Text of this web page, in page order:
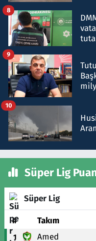
8
9
10
Süper Lig
Süper Lig
# Takım
1 Amed